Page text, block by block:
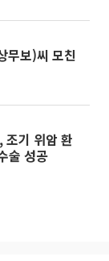
무보)씨 모친
조기 위암 환
술 성공